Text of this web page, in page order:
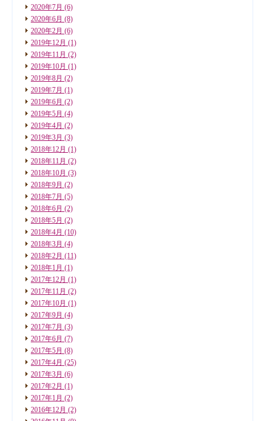
2020年7月 (6)
2020年6月 (8)
2020年2月 (6)
2019年12月 (1)
2019年11月 (2)
2019年10月 (1)
2019年8月 (2)
2019年7月 (1)
2019年6月 (2)
2019年5月 (4)
2019年4月 (2)
2019年3月 (3)
2018年12月 (1)
2018年11月 (2)
2018年10月 (3)
2018年9月 (2)
2018年7月 (5)
2018年6月 (2)
2018年5月 (2)
2018年4月 (10)
2018年3月 (4)
2018年2月 (11)
2018年1月 (1)
2017年12月 (1)
2017年11月 (2)
2017年10月 (1)
2017年9月 (4)
2017年7月 (3)
2017年6月 (7)
2017年5月 (8)
2017年4月 (25)
2017年3月 (6)
2017年2月 (1)
2017年1月 (2)
2016年12月 (2)